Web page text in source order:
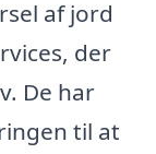
af jord
der
De har
til at